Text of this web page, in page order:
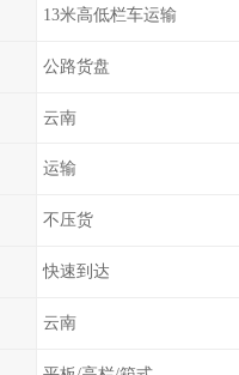
13米高低栏车运输
公路货盘
云南
运输
不压货
快速到达
云南